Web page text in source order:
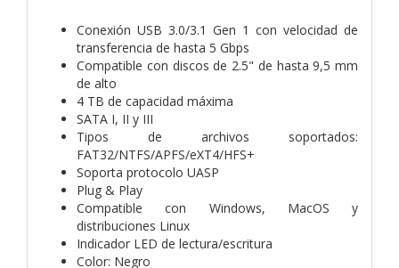
Conexión USB 3.0/3.1 Gen 1 con velocidad de
transferencia de hasta 5 Gbps
Compatible con discos de 2.5" de hasta 9,5 mm
de alto
4 TB de capacidad máxima
SATA I, II y III
Tipos de archivos soportados:
FAT32/NTFS/APFS/eXT4/HFS+
Soporta protocolo UASP
Plug & Play
Compatible con Windows, MacOS y
distribuciones Linux
Indicador LED de lectura/escritura
Color: Negro